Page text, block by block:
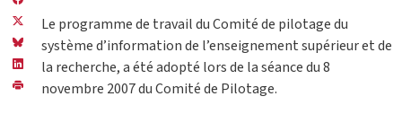
Le programme de travail du Comité de pilotage du
système d’information de l’enseignement supérieur et de
la recherche, a été adopté lors de la séance du 8
novembre 2007 du Comité de Pilotage.